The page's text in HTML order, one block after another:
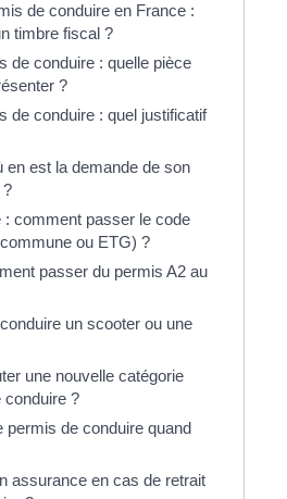
de conduire en France :
timbre fiscal ?
de conduire : quelle pièce
?
de conduire : quel justificatif
en est la demande de son
?
: comment passer le code
ou ETG) ?
passer du permis A2 au
un scooter ou une
une nouvelle catégorie
conduire ?
permis de conduire quand
assurance en cas de retrait